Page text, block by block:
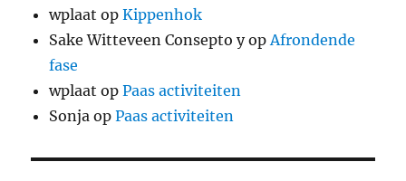
wplaat opKippenhok
Sake Witteveen Consepto yopAfrondende
fase
wplaat opPaas activiteiten
Sonja opPaas activiteiten